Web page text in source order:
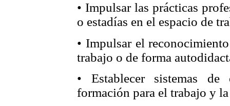
• Impulsar las prácticas
o estadías en el espacio de
• Impulsar el
trabajo o de forma
• Establecer sistemas
formación para el trabajo y